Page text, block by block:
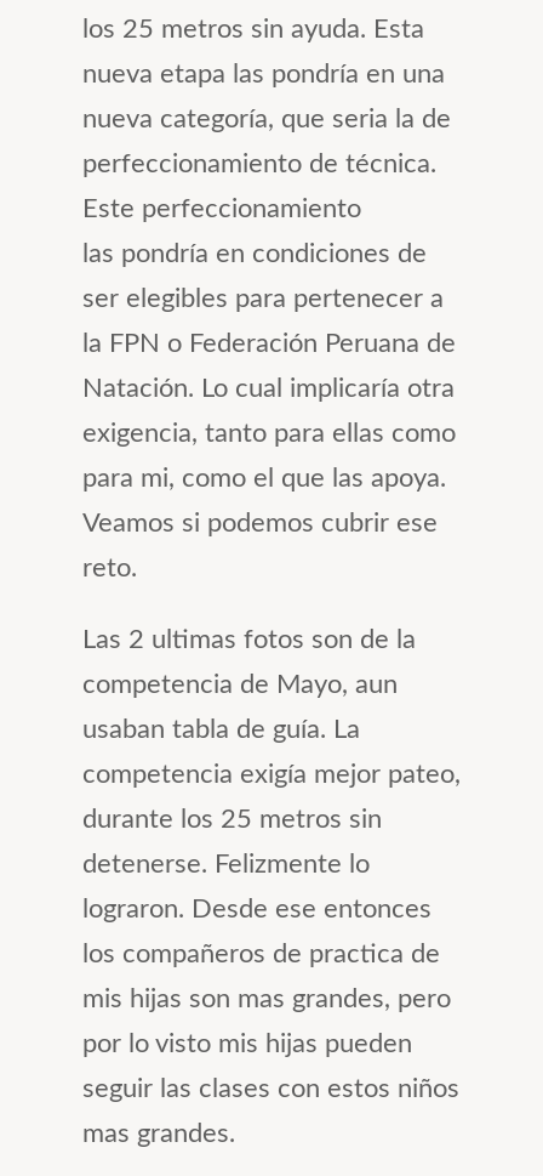
los 25 metros sin ayuda. Esta
nueva etapa las pondría en una
nueva categoría, que seria la de
perfeccionamiento de técnica.
Este perfeccionamiento
las pondría en condiciones de
ser elegibles para pertenecer a
la FPN o Federación Peruana de
Natación. Lo cual implicaría otra
exigencia, tanto para ellas como
para mi, como el que las apoya.
Veamos si podemos cubrir ese
reto.
Las 2 ultimas fotos son de la
competencia de Mayo, aun
usaban tabla de guía. La
competencia exigía mejor pateo,
durante los 25 metros sin
detenerse. Felizmente lo
lograron. Desde ese entonces
los compañeros de practica de
mis hijas son mas grandes, pero
por lo visto mis hijas pueden
seguir las clases con estos niños
mas grandes.